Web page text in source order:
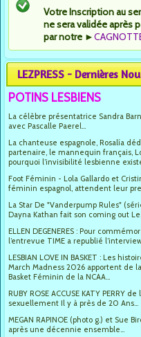
Votre Inscription au
ne sera validée après
par notre ►
LEZPRESS - Dernières
POTINS LESBIENS
La célèbre présentatrice Sandra
avec Pascalle Paerel...
La chanteuse espagnole, Rosalía
partenaire, le mannequin français,
pourquoi l’invisibilité lesbienne
Foot Féminin - Lola Gallardo et
féminin espagnol, attendent leur
La Star De "Vanderpump Rules"
Dayna Kathan fait son coming out
ELLEN DEGENERES : Pour
l’entrevue TIME a republié
LESBIAN LOVE IN BASKET : Les
March Madness 2026 apportent de
Basket Féminin de la NCAA...
RUBY ROSE ACCUSE KATY PERRY
sexuellement Il y à près de 20 Ans...
MEGAN RAPINOE (photo g.) et Sue
après une décennie ensemble...